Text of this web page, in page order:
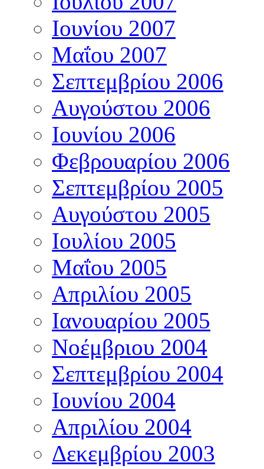
Ιουνίου 2007
Μαΐου 2007
Σεπτεμβρίου 2006
Αυγούστου 2006
Ιουνίου 2006
Φεβρουαρίου 2006
Σεπτεμβρίου 2005
Αυγούστου 2005
Ιουλίου 2005
Μαΐου 2005
Απριλίου 2005
Ιανουαρίου 2005
Νοέμβριου 2004
Σεπτεμβρίου 2004
Ιουνίου 2004
Απριλίου 2004
Δεκεμβρίου 2003